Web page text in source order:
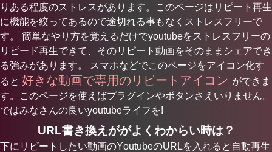
りある程度のストレスがあります。このページはリピート再生
に機能を絞ってあるので途切れる事もなくストレスフリーで
す。 簡単なやり方を覚えるだけでyoutubeをストレスフリーの
リピード再生できて、そのリピート動画をそのままシェアでき
る強みがあります。 スマホなどでこのページをアイコン化す
ると 好きな動画で専用のリピートアイコン ができま
す。このページを使えばプラグインやボタンさえいりません。
ではみなさんの良いyoutubeライフを!
URL書き換えががよくわからい時は？
下にリピートしたい動画のYoutubeのURLを入れると自動再生